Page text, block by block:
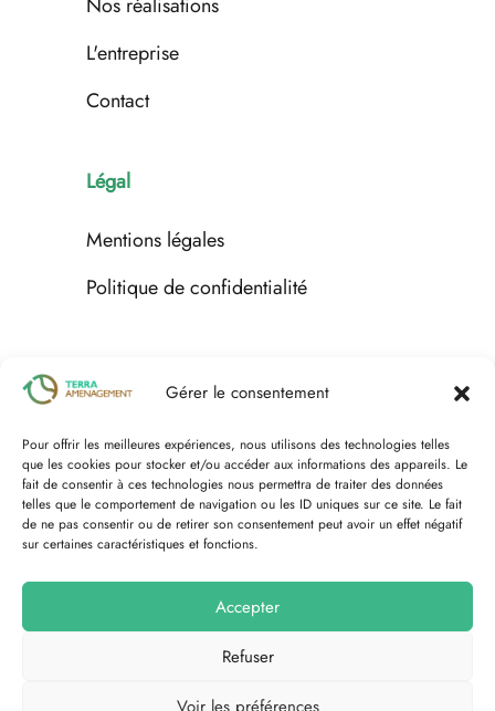
Gérer le consentement
Pour offrir les meilleures expériences, nous utilisons des technologies telles
que les cookies pour stocker et/ou accéder aux informations des appareils. Le
fait de consentir à ces technologies nous permettra de traiter des données
telles que le comportement de navigation ou les ID uniques sur ce site. Le fait
de ne pas consentir ou de retirer son consentement peut avoir un effet négatif
sur certaines caractéristiques et fonctions.
Accepter
Refuser
Voir les préférences
L'entreprise
Contact
Légal
Mentions légales
Politique de confidentialité
Espace client
Nous contacter